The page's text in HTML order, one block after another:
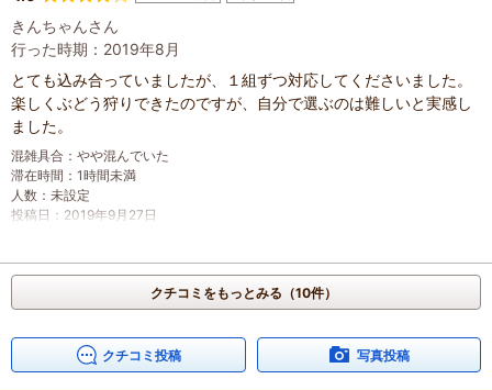
きんちゃんさん
行った時期：2019年8月
とても込み合っていましたが、１組ずつ対応してくださいました。
楽しくぶどう狩りできたのですが、自分で選ぶのは難しいと実感し
ました。
混雑具合 ： やや混んでいた
滞在時間 ： 1時間未満
人数 ： 未設定
投稿日 ： 2019年9月27日
クチコミをもっとみる（10件）
クチコミ投稿 写真投稿